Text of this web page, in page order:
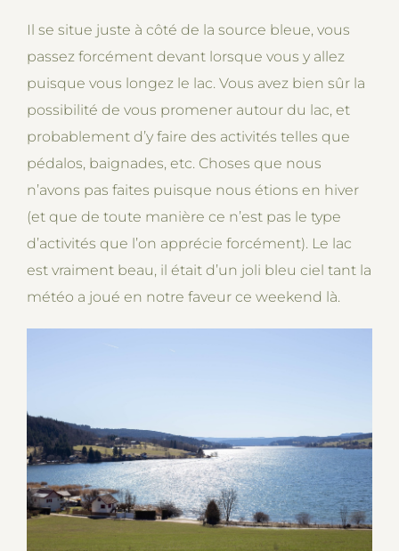
Il se situe juste à côté de la source bleue, vous
passez forcément devant lorsque vous y allez
puisque vous longez le lac. Vous avez bien sûr la
possibilité de vous promener autour du lac, et
probablement d’y faire des activités telles que
pédalos, baignades, etc. Choses que nous
n’avons pas faites puisque nous étions en hiver
(et que de toute manière ce n’est pas le type
d’activités que l’on apprécie forcément). Le lac
est vraiment beau, il était d’un joli bleu ciel tant la
météo a joué en notre faveur ce weekend là.